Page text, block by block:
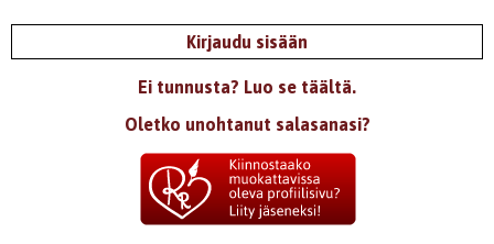
Kirjaudu sisään
Ei tunnusta? Luo se täältä.
Oletko unohtanut salasanasi?